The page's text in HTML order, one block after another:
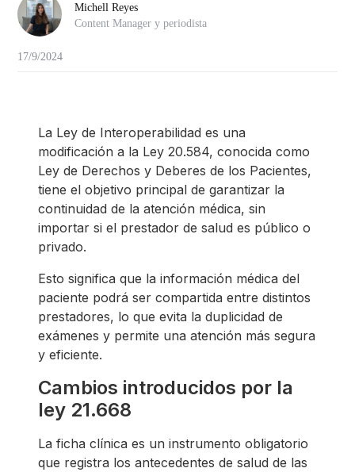
Michell Reyes
Content Manager y periodista
17/9/2024
La Ley de Interoperabilidad es una
modificación a la Ley 20.584, conocida como
Ley de Derechos y Deberes de los Pacientes,
tiene el objetivo principal de garantizar la
continuidad de la atención médica, sin
importar si el prestador de salud es público o
privado.
Esto significa que la información médica del
paciente podrá ser compartida entre distintos
prestadores, lo que evita la duplicidad de
exámenes y permite una atención más segura
y eficiente.
Cambios introducidos por la
ley 21.668
La ficha clínica es un instrumento obligatorio
que registra los antecedentes de salud de las